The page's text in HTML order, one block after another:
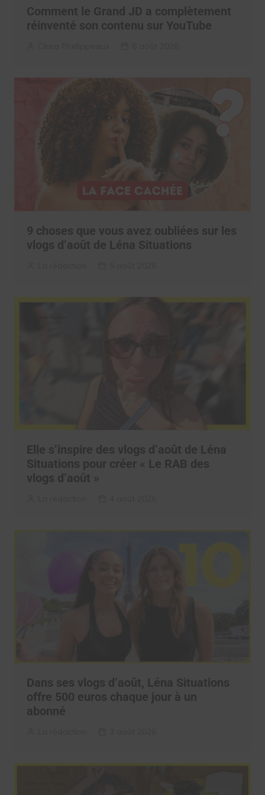
Comment le Grand JD a complètement
réinventé son contenu sur YouTube
9 choses que vous avez oubliées sur les
vlogs d’août de Léna Situations
Elle s’inspire des vlogs d’août de Léna
Situations pour créer « Le RAB des
vlogs d’août »
Dans ses vlogs d’août, Léna Situations
offre 500 euros chaque jour à un
abonné